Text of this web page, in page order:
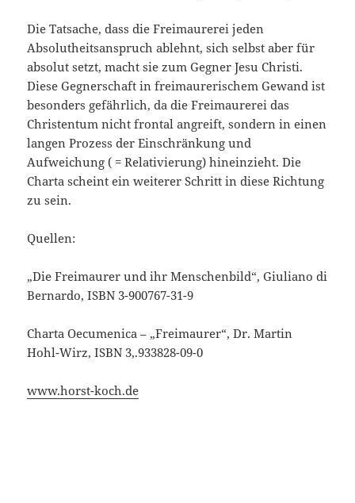
Die Tatsache, dass die Freimaurerei jeden
Absolutheitsanspruch ablehnt, sich selbst aber für
absolut setzt, macht sie zum Gegner Jesu Christi.
Diese Gegnerschaft in freimaurerischem Gewand ist
besonders gefährlich, da die Freimaurerei das
Christentum nicht frontal angreift, sondern in einen
langen Prozess der Einschränkung und
Aufweichung ( = Relativierung) hineinzieht. Die
Charta scheint ein weiterer Schritt in diese Richtung
zu sein.
Quellen:
„Die Freimaurer und ihr Menschenbild“, Giuliano di
Bernardo, ISBN 3-900767-31-9
Charta Oecumenica – „Freimaurer“, Dr. Martin
Hohl-Wirz, ISBN 3,.933828-09-0
www.horst-koch.de